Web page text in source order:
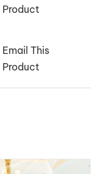
Product
Email This
Product